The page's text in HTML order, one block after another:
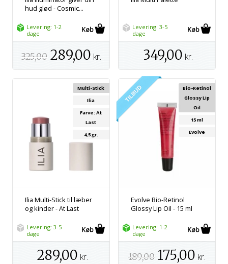
hud glød - Cosmic...
Levering: 1-2
dage
325,00 289,00 kr.
Levering: 3-5
dage
349,00 kr.
Ilia Multi-Stick til læber
og kinder - At Last
Multi-Stick
Ilia
Farve: At
Last
4,5 gr.
Levering: 3-5
dage
289,00 kr.
Evolve Bio-Retinol
Glossy Lip Oil - 15 ml
Bio-Retinol
Glossy Lip
Oil
15 ml
Evolve
Levering: 1-2
dage
189,00 175,00 kr.